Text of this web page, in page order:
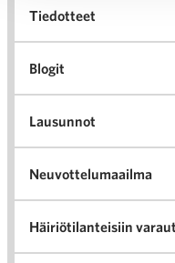
Tiedotteet
Blogit
Lausunnot
Neuvottelumaailma
Häiriötilanteisiin